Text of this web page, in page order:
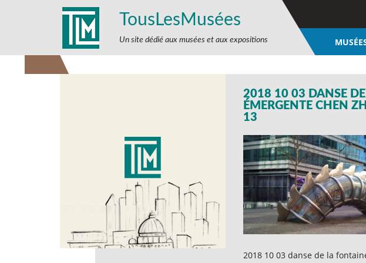
TousLesMusées
Un site dédié aux musées et aux expositions
2018 10 03 DANSE
ÉMERGENTE CHEN
13
2018 10 03 danse de la